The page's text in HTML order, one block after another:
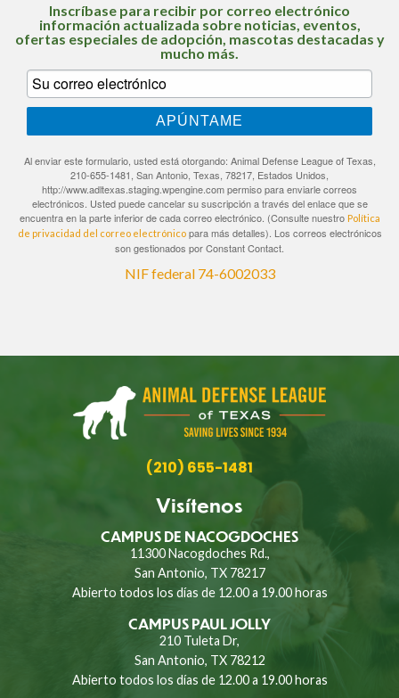
Inscríbase para recibir por correo electrónico
información actualizada sobre noticias, eventos,
ofertas especiales de adopción, mascotas destacadas y
mucho más.
APÚNTAME
Al enviar este formulario, usted está otorgando: Animal Defense League of Texas,
210-655-1481, San Antonio, Texas, 78217, Estados Unidos,
http://www.adltexas.staging.wpengine.com permiso para enviarle correos
electrónicos. Usted puede cancelar su suscripción a través del enlace que se
encuentra en la parte inferior de cada correo electrónico. (Consulte nuestro Política
de privacidad del correo electrónicopara más detalles). Los correos electrónicos
son gestionados por Constant Contact.
NIF federal 74-6002033
(210) 655-1481
Visítenos
CAMPUS DE NACOGDOCHES
11300 Nacogdoches Rd.,
San Antonio, TX 78217
Abierto todos los días de 12.00 a 19.00 horas
CAMPUS PAUL JOLLY
210 Tuleta Dr,
San Antonio, TX 78212
Abierto todos los días de 12.00 a 19.00 horas